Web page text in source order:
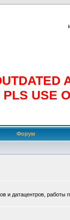
PLS USE
Форум
и датацентров, работы